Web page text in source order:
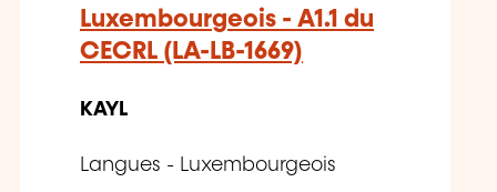
Luxembourgeois - A1.1 du
CECRL (LA-LB-1669)
KAYL
Langues - Luxembourgeois